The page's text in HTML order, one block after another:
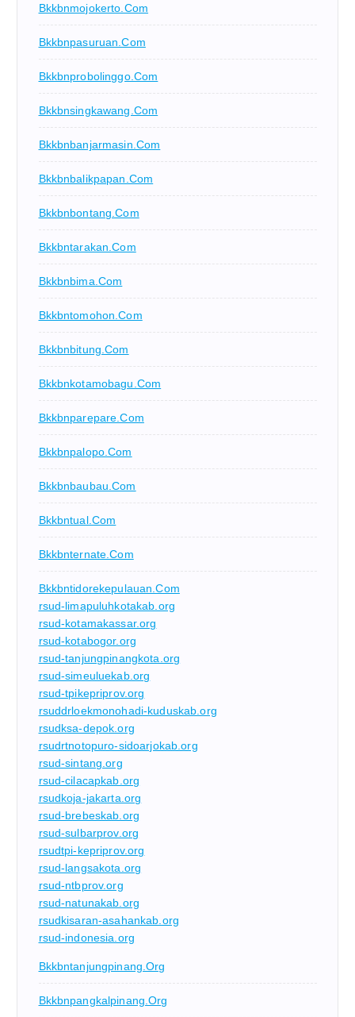
Bkkbnmojokerto.com
Bkkbnpasuruan.com
Bkkbnprobolinggo.com
Bkkbnsingkawang.com
Bkkbnbanjarmasin.com
Bkkbnbalikpapan.com
Bkkbnbontang.com
Bkkbntarakan.com
Bkkbnbima.com
Bkkbntomohon.com
Bkkbnbitung.com
Bkkbnkotamobagu.com
Bkkbnparepare.com
Bkkbnpalopo.com
Bkkbnbaubau.com
Bkkbntual.com
Bkkbnternate.com
Bkkbntidorekepulauan.com
rsud-limapuluhkotakab.org
rsud-kotamakassar.org
rsud-kotabogor.org
rsud-tanjungpinangkota.org
rsud-simeuluekab.org
rsud-tpikepriprov.org
rsuddrloekmonohadi-kuduskab.org
rsudksa-depok.org
rsudrtnotopuro-sidoarjokab.org
rsud-sintang.org
rsud-cilacapkab.org
rsudkoja-jakarta.org
rsud-brebeskab.org
rsud-sulbarprov.org
rsudtpi-kepriprov.org
rsud-langsakota.org
rsud-ntbprov.org
rsud-natunakab.org
rsudkisaran-asahankab.org
rsud-indonesia.org
Bkkbntanjungpinang.org
Bkkbnpangkalpinang.org